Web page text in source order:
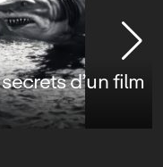
d’un film